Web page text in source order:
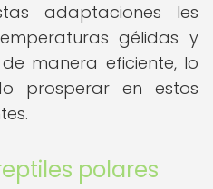
adaptaciones les
gélidas y
manera eficiente, lo
prosperar en estos
polares